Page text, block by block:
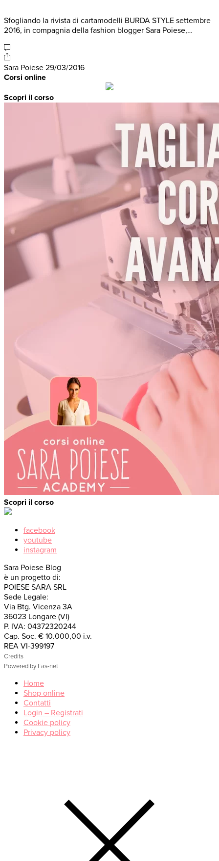
Sfogliando la rivista di cartamodelli BURDA STYLE settembre
2016, in compagnia della fashion blogger Sara Poiese,…
Sara Poiese 29/03/2016
Corsi online
Scopri il corso
Scopri il corso
facebook
youtube
instagram
Sara Poiese Blog
è un progetto di:
POIESE SARA SRL
Sede Legale:
Via Btg. Vicenza 3A
36023 Longare (VI)
P. IVA: 04372320244
Cap. Soc. € 10.000,00 i.v.
REA VI-399197
Credits
Powered by Fas-net
Home
Shop online
Contatti
Login – Registrati
Cookie policy
Privacy policy